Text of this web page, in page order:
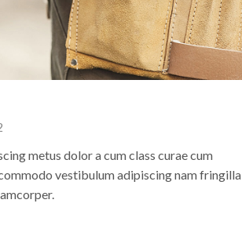
metus dolor a cum class curae cum
vestibulum adipiscing nam fringilla